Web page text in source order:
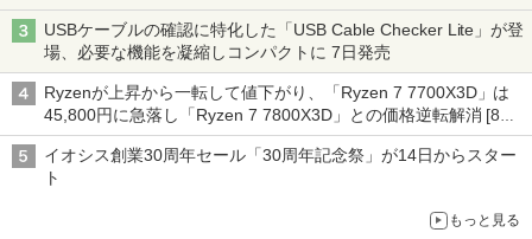
ーム』】
USBケーブルの確認に特化した「USB Cable Checker Lite」が登
場、必要な機能を凝縮しコンパクトに 7日発売
Ryzenが上昇から一転して値下がり、「Ryzen 7 7700X3D」は
45,800円に急落し「Ryzen 7 7800X3D」との価格逆転解消 [8月
前半のCPU価格]
イオシス創業30周年セール「30周年記念祭」が14日からスター
ト
もっと見る